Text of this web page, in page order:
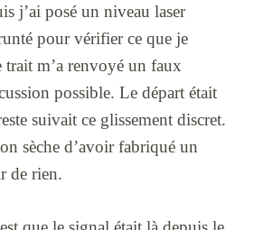
j’ai posé un niveau laser
pour vérifier ce que je
m’a renvoyé un faux
possible. Le départ était
suivait ce glissement discret.
sèche d’avoir fabriqué un
de rien.